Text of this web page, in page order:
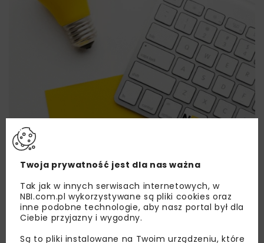
Lubisz wiedzieć więcej?
Zapisz się do newslettera aby otrzymywać od
nas najlepsze informacje branżowe,
zaproszenia na wydarzenia, atrakcyjne oferty i
Twoja prywatność jest dla nas ważna
Tak jak w innych serwisach internetowych, w
NBI.com.pl wykorzystywane są pliki cookies oraz
inne podobne technologie, aby nasz portal był dla
Ciebie przyjazny i wygodny.
Są to pliki instalowane na Twoim urządzeniu, które